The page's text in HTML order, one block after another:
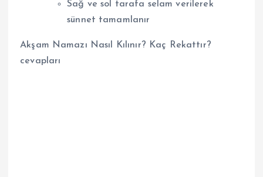
Sağ ve sol tarafa selam verilerek
sünnet tamamlanır
Akşam Namazı Nasıl Kılınır? Kaç Rekattır?
cevapları